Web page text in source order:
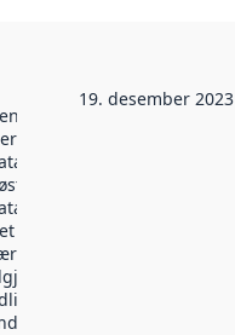
datoen
når
ble
av
kan ha
steder.
19. desember 2023